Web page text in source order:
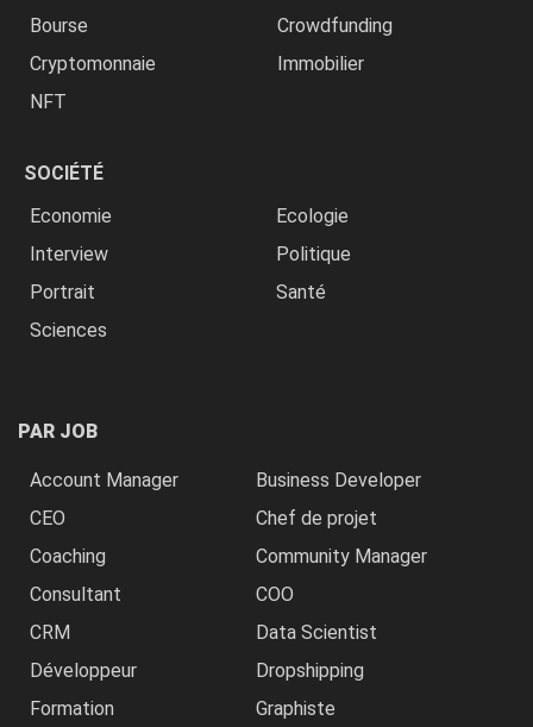
Bourse
Crowdfunding
Cryptomonnaie
Immobilier
NFT
SOCIÉTÉ
Economie
Ecologie
Interview
Politique
Portrait
Santé
Sciences
PAR JOB
Account Manager
Business Developer
CEO
Chef de projet
Coaching
Community Manager
Consultant
COO
CRM
Data Scientist
Développeur
Dropshipping
Formation
Graphiste